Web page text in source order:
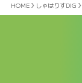
HOME しゅはりすDIG